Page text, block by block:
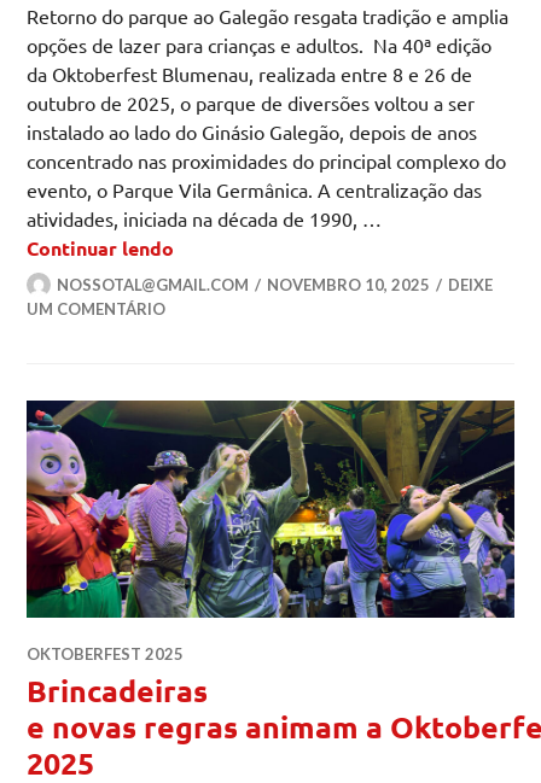
Retorno do parque ao Galegão resgata tradição e amplia
opções de lazer para crianças e adultos. Na 40ª edição
da Oktoberfest Blumenau, realizada entre 8 e 26 de
outubro de 2025, o parque de diversões voltou a ser
instalado ao lado do Ginásio Galegão, depois de anos
concentrado nas proximidades do principal complexo do
evento, o Parque Vila Germânica. A centralização das
atividades, iniciada na década de 1990, …
Continuar lendo
NOSSOTAL@GMAIL.COM NOVEMBRO 10, 2025
DEIXE
UM COMENTÁRIO
OKTOBERFEST 2025
Brincadeiras
e novas regras animam a
2025